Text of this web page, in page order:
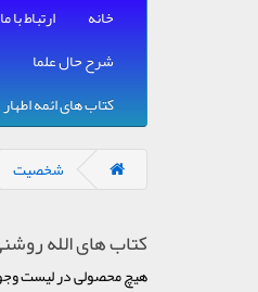
خانه ارتباط با ما
شرح حال علما
کتاب های ائمه اطهار
شخصیت
کتاب های الله
هیچ محصولی در لیست